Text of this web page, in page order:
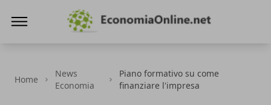
Home
News
Economia
Piano formativo su come
finanziare l'impresa